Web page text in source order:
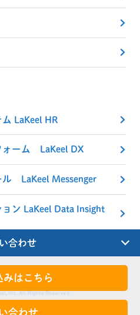
LaKeel HR
ォーム LaKeel DX
ル LaKeel Messenger
ン LaKeel Data Insight
合わせ
みはこちら
合わせ